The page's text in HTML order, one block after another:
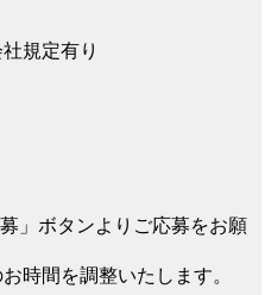
規定有り
」ボタンよりご応募をお願
時間を調整いたします。